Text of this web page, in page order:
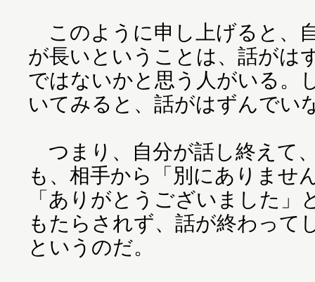
このように申し上げると、
が長いということは、話がは
ではないかと思う人がいる。
いてみると、話がはずんでい
つまり、自分が話し終えて
も、相手から「別にありませ
「ありがとうございました」
もたらされず、話が終わって
というのだ。